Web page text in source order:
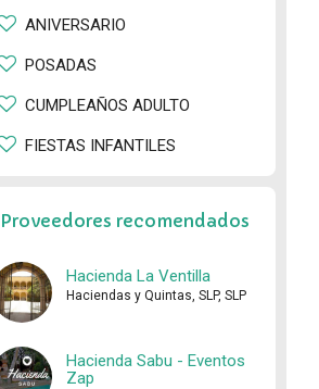
ANIVERSARIO
POSADAS
CUMPLEAÑOS ADULTO
FIESTAS INFANTILES
Proveedores recomendados
Hacienda La Ventilla
Haciendas y Quintas, SLP, SLP
Hacienda Sabu - Eventos
Zap